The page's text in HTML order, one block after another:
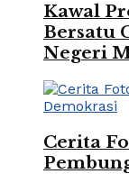
Kawal
Bersatu
Negeri
Cerita